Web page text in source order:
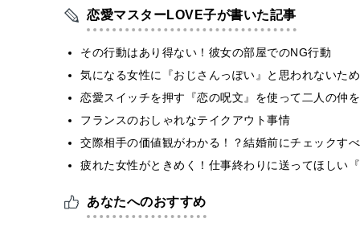
恋愛マスターLOVE子が書いた記事
その行動はあり得ない！彼女の部屋でのNG行動
気になる女性に『おじさんっぽい』と思われないた
恋愛スイッチを押す『恋の呪文』を使って二人の仲
フランスのおしゃれなテイクアウト事情
交際相手の価値観がわかる！？結婚前にチェックす
疲れた女性がときめく！仕事終わりに送ってほしい
あなたへのおすすめ